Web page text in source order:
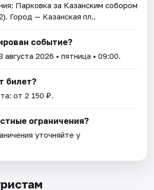
Парковка за Казанским собором
. Город — Казанская пл..
событие?
августа 2026 • пятница • 09:00.
билет?
от 2 150 ₽.
ограничения?
уточняйте у